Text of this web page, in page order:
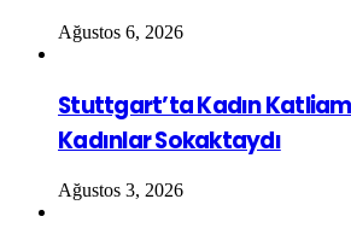
Ağustos 6, 2026
Stuttgart’ta Kadın
Kadınlar Sokaktaydı
Ağustos 3, 2026